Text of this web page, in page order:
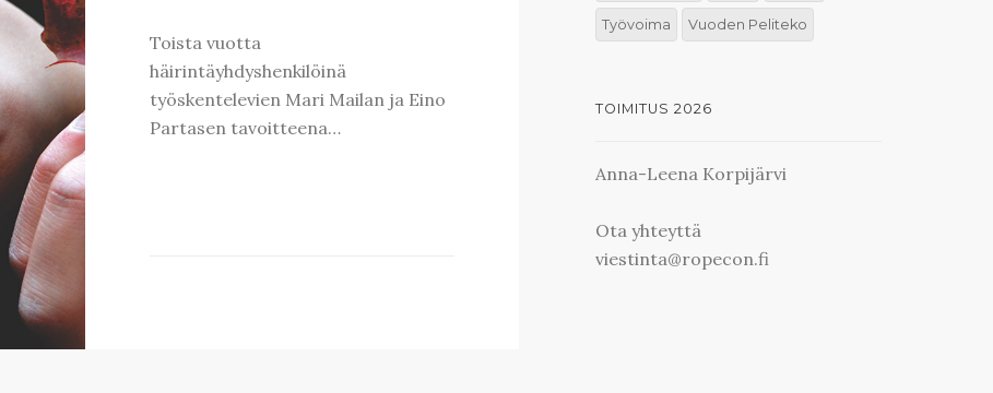
Toista vuotta
häirintäyhdyshenkilöinä
työskentelevien Mari Mailan ja Eino
Partasen tavoitteena…
Työvoima Vuoden Peliteko
TOIMITUS 2026
Anna-Leena Korpijärvi
Ota yhteyttä
viestinta@ropecon.fi